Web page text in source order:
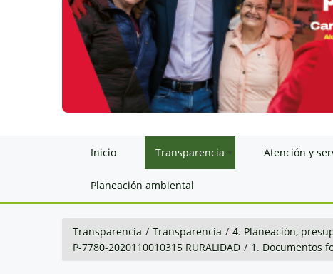
Inicio Transparencia Atención y
Planeación ambiental
Transparencia / Transparencia / 4. Planeación,
P-7780-2020110010315 RURALIDAD / 1. Documentos